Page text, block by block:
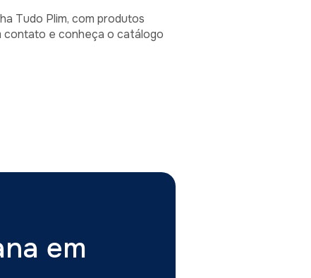
Tudo Plim, com produtos
contato e conheça o catálogo
em